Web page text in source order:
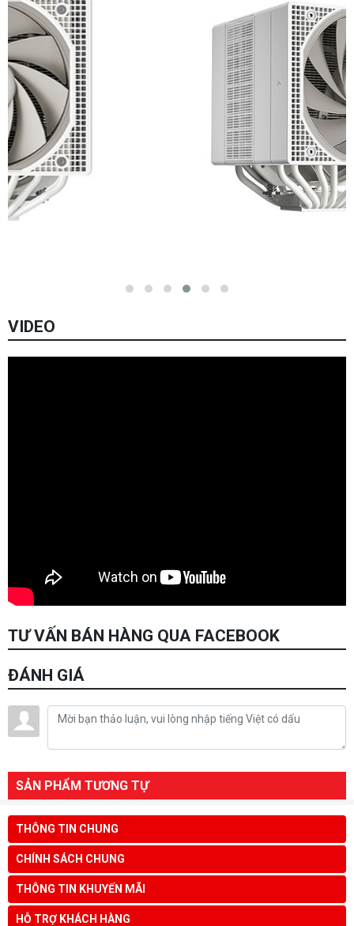
VIDEO
TƯ VẤN BÁN HÀNG QUA FACEBOOK
ĐÁNH GIÁ
SẢN PHẨM TƯƠNG TỰ
THÔNG TIN CHUNG
CHÍNH SÁCH CHUNG
THÔNG TIN KHUYẾN MÃI
HỖ TRỢ KHÁCH HÀNG